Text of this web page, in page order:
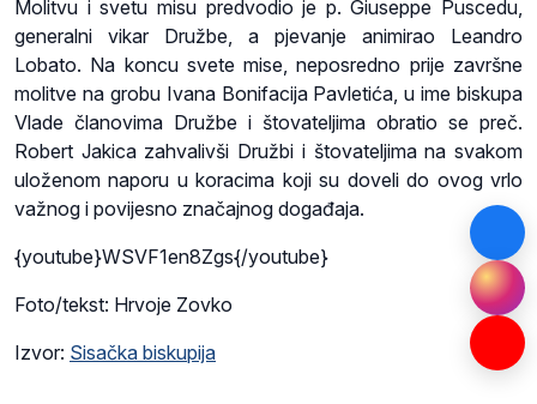
Molitvu i svetu misu predvodio je p. Giuseppe Puscedu,
generalni vikar Družbe, a pjevanje animirao Leandro
Lobato. Na koncu svete mise, neposredno prije završne
molitve na grobu Ivana Bonifacija Pavletića, u ime biskupa
Vlade članovima Družbe i štovateljima obratio se preč.
Robert Jakica zahvalivši Družbi i štovateljima na svakom
uloženom naporu u koracima koji su doveli do ovog vrlo
važnog i povijesno značajnog događaja.
{youtube}WSVF1en8Zgs{/youtube}
Foto/tekst: Hrvoje Zovko
Izvor: Sisačka biskupija